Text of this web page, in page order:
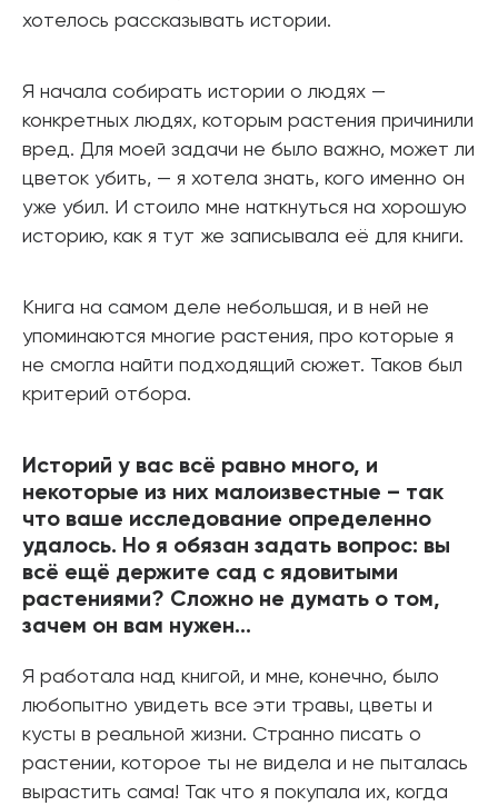
хотелось рассказывать истории.
Я начала собирать истории о людях —
конкретных людях, которым растения причинили
вред. Для моей задачи не было важно, может ли
цветок убить, — я хотела знать, кого именно он
уже убил. И стоило мне наткнуться на хорошую
историю, как я тут же записывала её для книги.
Книга на самом деле небольшая, и в ней не
упоминаются многие растения, про которые я
не смогла найти подходящий сюжет. Таков был
критерий отбора.
Историй у вас всё равно много, и
некоторые из них малоизвестные – так
что ваше исследование определенно
удалось. Но я обязан задать вопрос: вы
всё ещё держите сад с ядовитыми
растениями? Сложно не думать о том,
зачем он вам нужен...
Я работала над книгой, и мне, конечно, было
любопытно увидеть все эти травы, цветы и
кусты в реальной жизни. Странно писать о
растении, которое ты не видела и не пыталась
вырастить сама! Так что я покупала их, когда